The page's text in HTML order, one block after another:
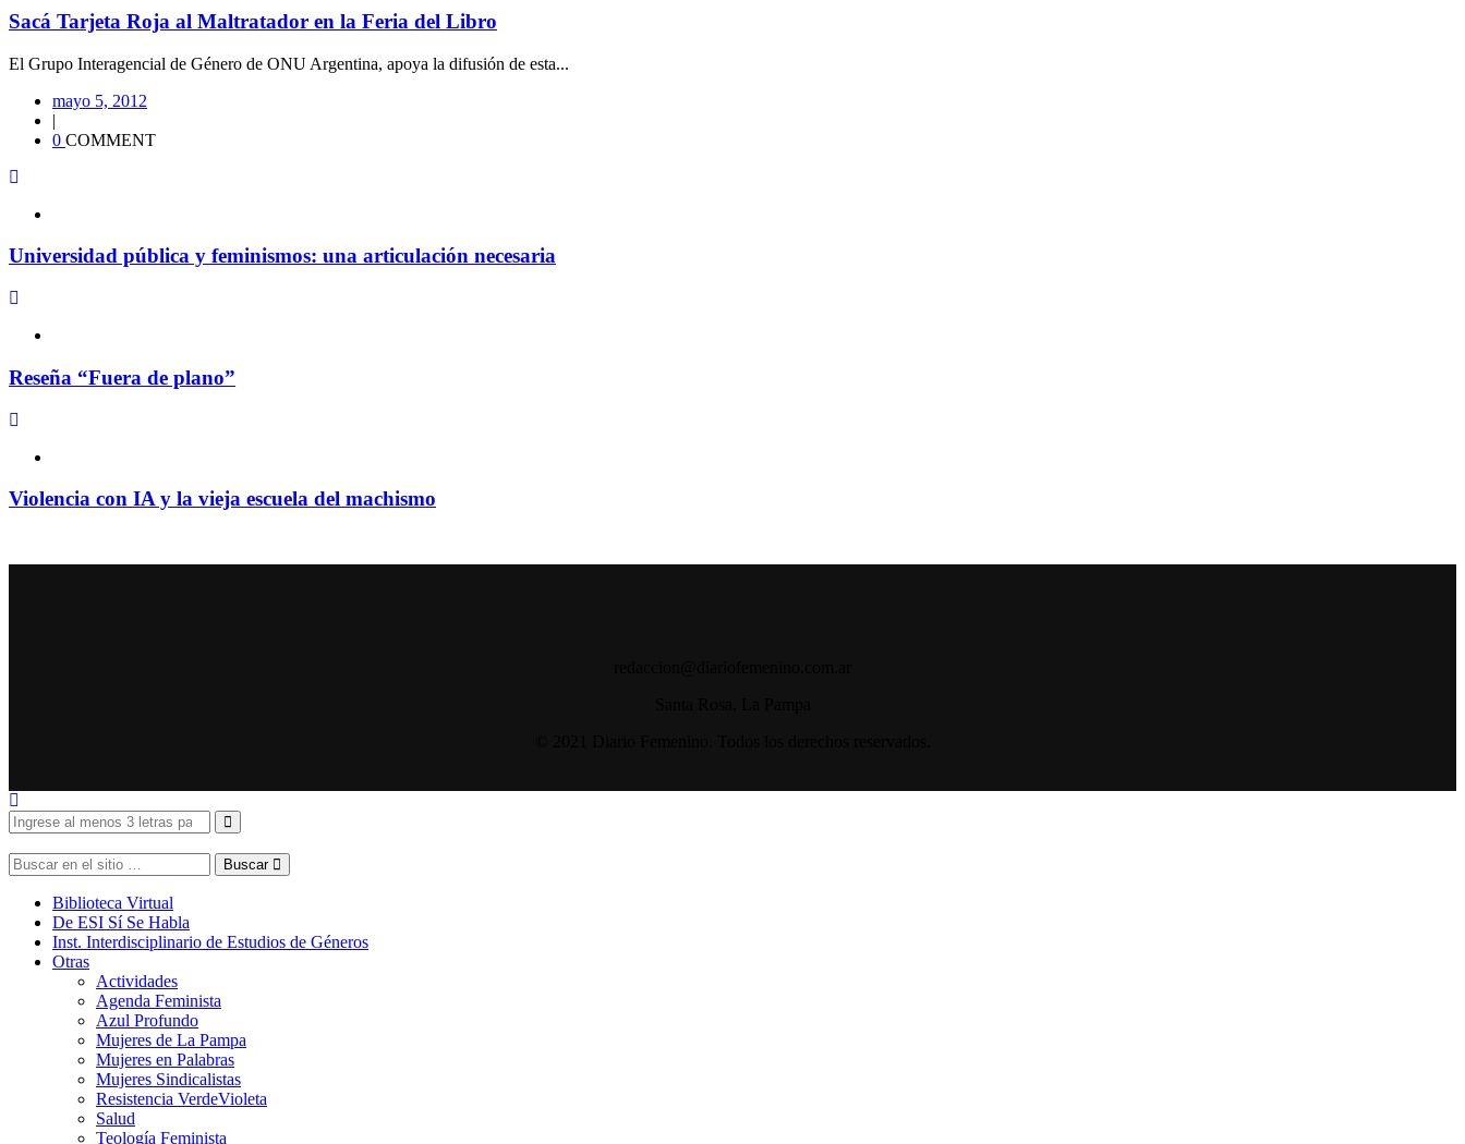
Sacá Tarjeta Roja al Maltratador en la Feria del Libro
El Grupo Interagencial de Género de ONU Argentina, apoya la difusión de esta...
mayo 5, 2012
|
0 COMMENT
Universidad pública y feminismos: una articulación necesaria
Reseña “Fuera de plano”
Violencia con IA y la vieja escuela del machismo
Buscar
Biblioteca Virtual
De ESI Sí Se Habla
Inst. Interdisciplinario de Estudios de Géneros
Otras
Actividades
Agenda Feminista
Azul Profundo
Mujeres de La Pampa
Mujeres en Palabras
Mujeres Sindicalistas
Resistencia VerdeVioleta
Salud
Teología Feminista